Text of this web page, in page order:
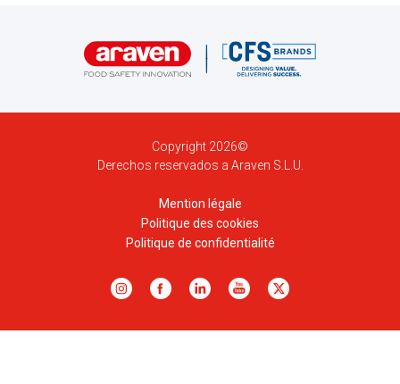
Copyright 2026©
Derechos reservados a Araven S.L.U.
Mention légale
Politique des cookies
Politique de confidentialité